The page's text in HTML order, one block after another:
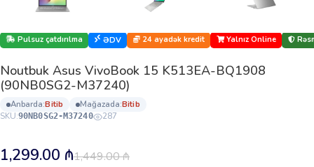
Pulsuz çatdırılma ƏDV 24 ayadək kredit Yalnız Online
Noutbuk Asus VivoBook 15 K513EA-BQ1908
(90NB0SG2-M37240)
anbarda: bi̇ti̇b mağazada: bi̇ti̇b
SKU:90NB0SG2-M37240 287
1,449.00₼
1,299.00 ₼